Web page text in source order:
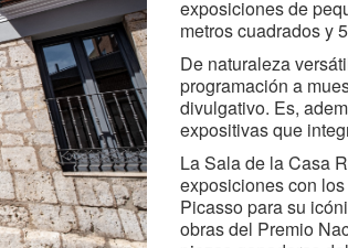
exposiciones de
metros cuadrados y
De naturaleza
programación a
divulgativo. Es,
expositivas que
La Sala de la Casa
exposiciones con
Picasso para su
obras del Premio